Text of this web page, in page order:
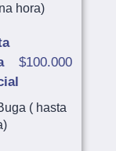
hora)
$100.000
( hasta